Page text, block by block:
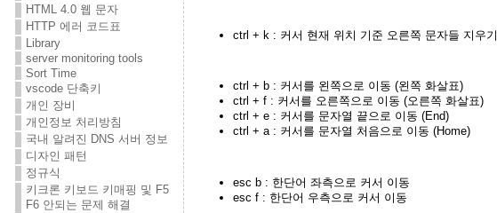
HTML 4.0 웹 문자
HTTP 에러 코드표
Library
server monitoring tools
Sort Time
vscode 단축키
개인 장비
개인정보 처리방침
국내 알려진 DNS 서버 정보
디자인 패턴
정규식
키크론 키보드 키매핑 및 F5
F6 안되는 문제 해결
ctrl + k : 커서 현재 위치 기준 오른쪽 문자들 지우기
ctrl + b : 커서를 왼쪽으로 이동 (왼쪽 화살표)
ctrl + f : 커서를 오른쪽으로 이동 (오른쪽 화살표)
ctrl + e : 커서를 문자열 끝으로 이동 (End)
ctrl + a : 커서를 문자열 처음으로 이동 (Home)
esc b : 한단어 좌측으로 커서 이동
esc f : 한단어 우측으로 커서 이동